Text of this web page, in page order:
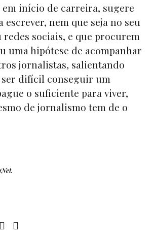
em início de carreira, sugere
escrever, nem que seja no seu
sociais, e que procurem
uma hipótese de acompanhar
jornalistas, salientando
ser difícil conseguir um
o suficiente para viver,
de jornalismo tem de o
.